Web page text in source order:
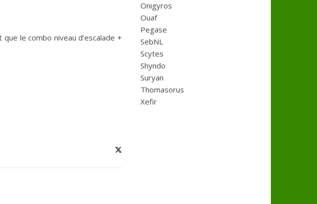
le combo niveau d’escalade +
Onigyros
Ouaf
Pegase
SebNL
Scytes
Shyndo
Suryan
Thomasorus
Xefir